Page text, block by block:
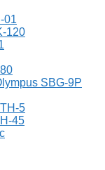
01
120
SBG-9P
5
45